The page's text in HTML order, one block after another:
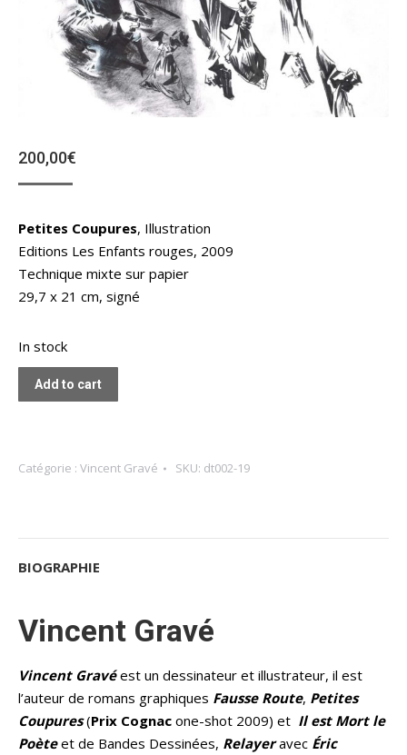
200,00€
Petites Coupures, Illustration
Editions Les Enfants rouges, 2009
Technique mixte sur papier
29,7 x 21 cm, signé
In stock
Add to cart
Catégorie : Vincent Gravé SKU: dt002-19
BIOGRAPHIE
Vincent Gravé
Vincent Gravéest un dessinateur et illustrateur, il est
l’auteur de romans graphiques Fausse Route, Petites
Coupures(Prix Cognac one-shot 2009) et Il est Mort le
Poèteet de Bandes Dessinées, Relayeravec Éric